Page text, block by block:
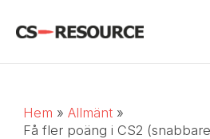
Hem
Allmänt
Få fler poäng i CS2